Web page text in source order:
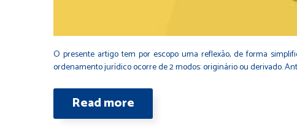
O presente artigo tem por escopo uma reflexão, de forma
ordenamento jurídico ocorre de 2 modos: originário ou derivado.
Read more